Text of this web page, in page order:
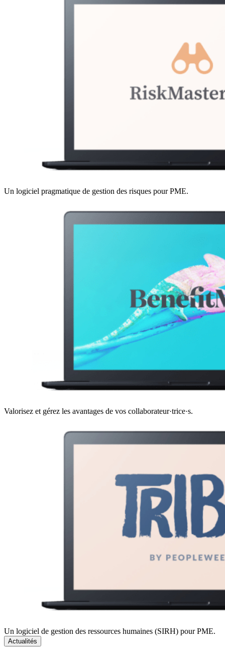
Un logiciel pragmatique de gestion des risques pour PME.
Valorisez et gérez les avantages de vos collaborateur·trice·s.
Un logiciel de gestion des ressources humaines (SIRH) pour PME.
Actualités